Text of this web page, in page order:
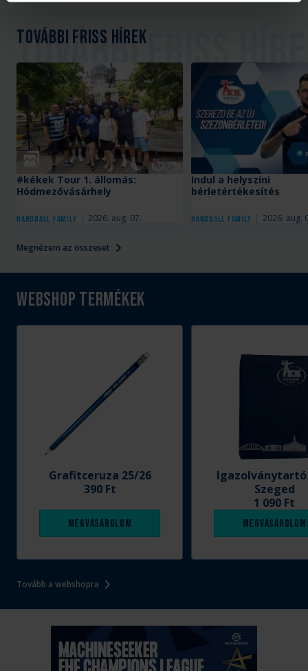
További friss hírek
Megnézem az összeset
Galéria
Handball Family 2026. aug. 07.
#kékek Tour 1. állomás:
Hódmezővásárhely
Handball Family 2026. aug.
Indul a helyszíni
bérletértékesítés
Webshop termékek
Tovább a webshopra
Grafitceruza 25/26
390 Ft
Megvásárolom
Szeged
1 090 Ft
Megvásárolom